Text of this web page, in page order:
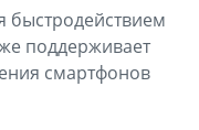
быстродействием
поддерживает
смартфонов